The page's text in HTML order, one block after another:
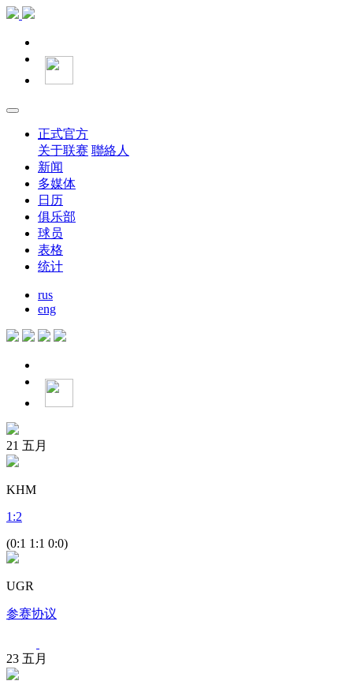
正式官方
关于联赛 聯絡人
新闻
多媒体
日历
俱乐部
球员
表格
统计
rus
eng
21 五月
KHM
1 :2
(0:1 1:1 0:0)
UGR
参赛协议
23 五月